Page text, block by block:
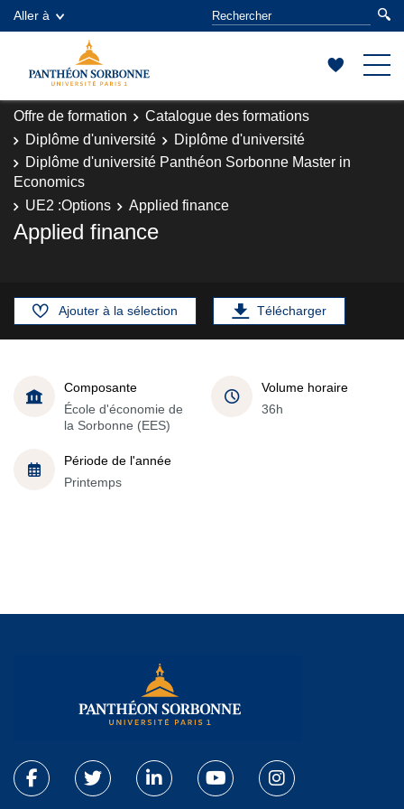
Aller à
Offre de formation
Catalogue des formations
Diplôme d'université
Diplôme d'université
Diplôme d'université Panthéon Sorbonne Master in
Economics
UE2 :Options
Applied finance
Applied finance
Ajouter à la sélection Télécharger
Composante
École d'économie de
la Sorbonne (EES)
Volume horaire
36h
Période de l'année
Printemps